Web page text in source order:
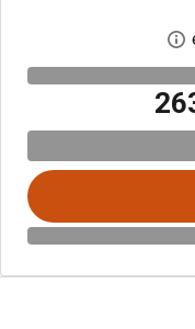
افتح مربع حوار